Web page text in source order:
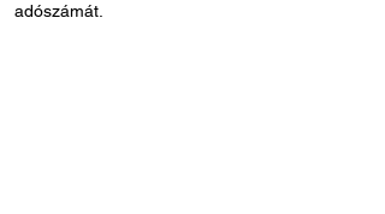
adószámát.